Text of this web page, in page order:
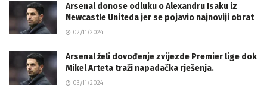
Arsenal donose odluku o Alexandru Isaku iz
Newcastle Uniteda jer se pojavio najnoviji obrat
02/11/2024
Arsenal želi dovođenje zvijezde Premier lige dok
Mikel Arteta traži napadačka rješenja.
03/11/2024